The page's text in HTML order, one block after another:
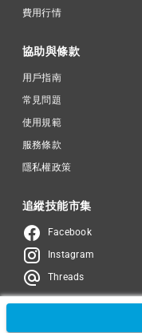
費用行情
協助與條款
用戶指南
常見問題
使用規範
服務條款
隱私權政策
追縱技能市集
Facebook
Instagram
Threads